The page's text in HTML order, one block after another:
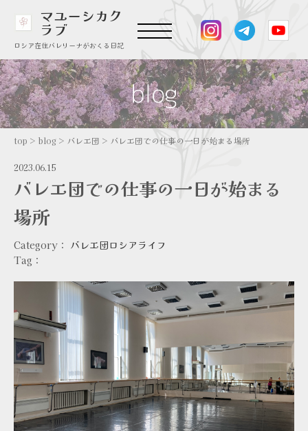
マユーシカク
ラブ
ロシア在住バレリーナがおくる日記
top > blog > バレエ団 > バレエ団での仕事の一日が始まる場所
2023.06.15
バレエ団での仕事の一日が始まる
場所
Category： バレエ団ロシアライフ
Tag：